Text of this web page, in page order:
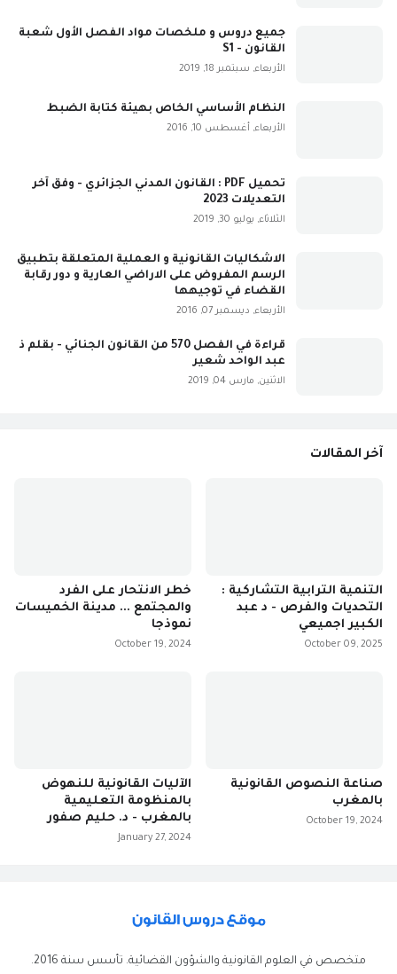
جميع دروس و ملخصات مواد الفصل الأول شعبة
القانون - S1
الأربعاء, سبتمبر 18, 2019
النظام الأساسي الخاص بهيئة كتابة الضبط
الأربعاء, أغسطس 10, 2016
تحميل PDF : القانون المدني الجزائري - وفق آخر
التعديلات 2023
الثلاثاء, يوليو 30, 2019
الاشكاليات القانونية و العملية المتعلقة بتطبيق
الرسم المفروض على الاراضي العارية و دور رقابة
القضاء في توجيهها
الأربعاء, ديسمبر 07, 2016
قراءة في الفصل 570 من القانون الجنائي - بقلم ذ
عبد الواحد شعير
الاثنين, مارس 04, 2019
آخر المقالات
التنمية الترابية التشاركية :
التحديات والفرص - د عبد
الكبير اجميعي
October 09, 2025
خطر الانتحار على الفرد
والمجتمع ... مدينة الخميسات
نموذجا
October 19, 2024
صناعة النصوص القانونية
بالمغرب
October 19, 2024
الآليات القانونية للنهوض
بالمنظومة التعليمية
بالمغرب - د. حليم صفور
January 27, 2024
متخصص في العلوم القانونية والشؤون القضائية. تأسس سنة 2016.